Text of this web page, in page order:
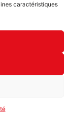
caractéristiques